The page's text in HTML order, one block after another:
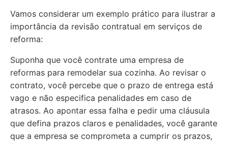
Vamos considerar um exemplo prático para ilustrar a
importância da revisão contratual em serviços de
reforma:
Suponha que você contrate uma empresa de
reformas para remodelar sua cozinha. Ao revisar o
contrato, você percebe que o prazo de entrega está
vago e não especifica penalidades em caso de
atrasos. Ao apontar essa falha e pedir uma cláusula
que defina prazos claros e penalidades, você garante
que a empresa se comprometa a cumprir os prazos,